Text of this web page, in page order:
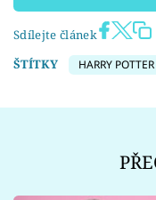
Sdílejte článek
ŠTÍTKY
HARRY POTTER